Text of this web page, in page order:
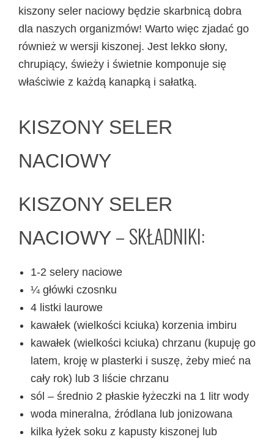
kiszony seler naciowy będzie skarbnicą dobra
dla naszych organizmów! Warto więc zjadać go
również w wersji kiszonej. Jest lekko słony,
chrupiący, świeży i świetnie komponuje się
właściwie z każdą kanapką i sałatką.
KISZONY SELER
NACIOWY
KISZONY SELER
NACIOWY – SKŁADNIKI:
1-2 selery naciowe
¼ główki czosnku
4 listki laurowe
kawałek (wielkości kciuka) korzenia imbiru
kawałek (wielkości kciuka) chrzanu (kupuję go
latem, kroję w plasterki i suszę, żeby mieć na
cały rok) lub 3 liście chrzanu
sól – średnio 2 płaskie łyżeczki na 1 litr wody
woda mineralna, źródlana lub jonizowana
kilka łyżek soku z kapusty kiszonej lub